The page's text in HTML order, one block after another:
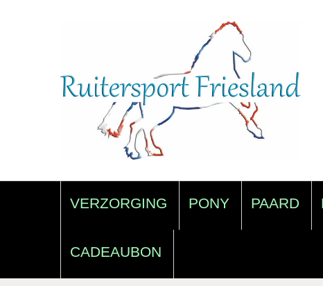
VERZORGING PONY PAARD
CADEAUBON